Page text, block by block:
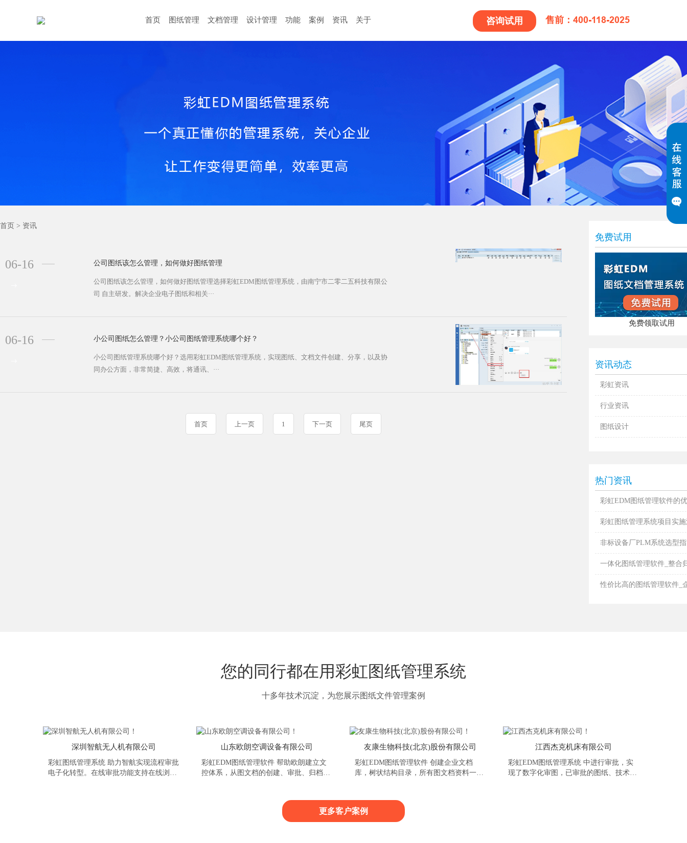
首页 图纸管理 文档管理 设计管理 功能 案例 资讯 关于 售前：400-118-2025
咨询试用
首页 > 资讯
06-16 公司图纸该怎么管理，如何做好图纸管理
公司图纸该怎么管理，如何做好图纸管理选择彩虹EDM图纸管理系统，由南宁市二零二五科技有限公
司 自主研发。解决企业电子图纸和相关···
06-16 小公司图纸怎么管理？小公司图纸管理系统哪个好？
小公司图纸管理系统哪个好？选用彩虹EDM图纸管理系统，实现图纸、文档文件创建、分享，以及协
同办公方面，非常简捷、高效，将通讯、···
首页 上一页 1 下一页 尾页
免费试用
免费领取试用
资讯动态
彩虹资讯
行业资讯
图纸设计
热门资讯
彩虹EDM图纸管理软件的
彩虹图纸管理系统项目实
非标设备厂PLM系统选型指
一体化图纸管理软件_整合
性价比高的图纸管理软件_
您的同行都在用彩虹图纸管理系统
十多年技术沉淀，为您展示图纸文件管理案例
深圳智航无人机有限公司
彩虹图纸管理系统 助力智航实现流程审批
电子化转型。在线审批功能支持在线浏览
山东欧朗空调设备有限公司
彩虹EDM图纸管理软件 帮助欧朗建立文
控体系，从图文档的创建、审批、归档、
友康生物科技(北京)股份有限公司
彩虹EDM图纸管理软件 创建企业文档
库，树状结构目录，所有图文档资料一目
时查阅，可追溯复用，实现公司内部知识
财产管理与共享，保护文件永不丢失...
江西杰克机床有限公司
彩虹EDM图纸管理系统​ 中进行审批，实
现了数字化审图，已审批的图纸、技术资
更多客户案例